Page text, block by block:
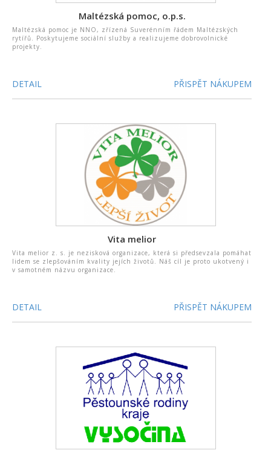
Maltézská pomoc, o.p.s.
Maltézská pomoc je NNO, zřízená Suverénním řádem Maltézských
rytířů. Poskytujeme sociální služby a realizujeme dobrovolnické
projekty.
DETAIL PŘISPĚT NÁKUPEM
Vita melior
Vita melior z. s. je nezisková organizace, která si předsevzala pomáhat
lidem se zlepšováním kvality jejích životů. Náš cíl je proto ukotvený i
v samotném názvu organizace.
DETAIL PŘISPĚT NÁKUPEM